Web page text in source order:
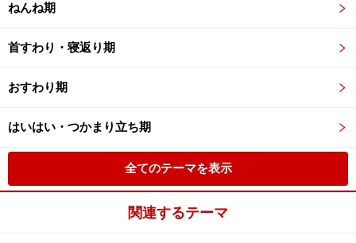
ねんね期
首すわり・寝返り期
おすわり期
はいはい・つかまり立ち期
全てのテーマを表示
関連するテーマ